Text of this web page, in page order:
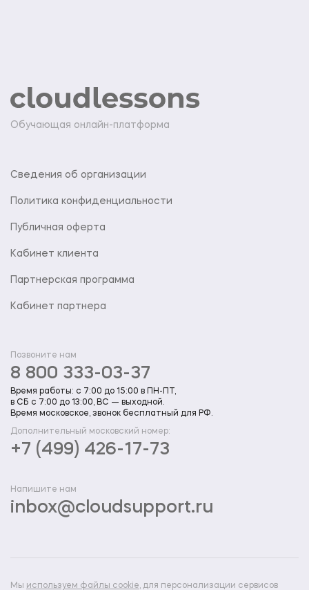
Обучающая онлайн-платформа
Сведения об организации
Политика конфиденциальности
Публичная оферта
Кабинет клиента
Партнерская программа
Кабинет партнера
Позвоните нам
8 800 333-03-37
Время работы: с 7:00 до 15:00 в ПН-ПТ,
в СБ с 7:00 до 13:00, ВС — выходной.
Время московское, звонок бесплатный для РФ.
Дополнительный московский номер:
+7 (499) 426-17-73
Напишите нам
inbox@cloudsupport.ru
Мы используем файлы cookie, для персонализации сервисов